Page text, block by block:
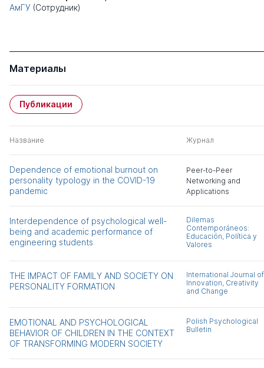
АмГУ (Сотрудник)
Материалы
Публикации
Название Журнал
Dependence of emotional burnout on
personality typology in the COVID-19
pandemic
Peer-to-Peer
Networking and
Applications
Interdependence of psychological well-
being and academic performance of
engineering students
Dilemas
Contemporáneos:
Educación, Política y
Valores
THE IMPACT OF FAMILY AND SOCIETY ON
PERSONALITY FORMATION
International Journal of
Innovation, Creativity
and Change
EMOTIONAL AND PSYCHOLOGICAL
BEHAVIOR OF CHILDREN IN THE CONTEXT
OF TRANSFORMING MODERN SOCIETY
Polish Psychological
Bulletin